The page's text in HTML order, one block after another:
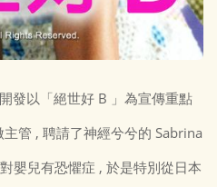
發以「絕世好 B 」為宣傳重點
管 , 聘請了神經兮兮的 Sabrina
嬰兒有恐懼症 , 於是特別從日本